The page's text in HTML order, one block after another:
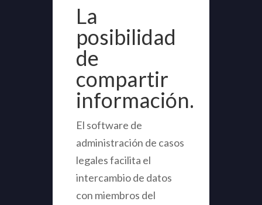
La
posibilidad
de
compartir
información.
El software de
administración de casos
legales facilita el
intercambio de datos
con miembros del